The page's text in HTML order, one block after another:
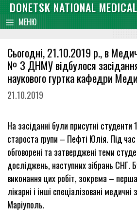
content
Skip
to
content
DONETSK NATIONAL
МЕНЮ
Сьогодні, 21.10.2019 р., в
№ 3 ДНМУ відбулося
наукового гуртка кафедри
21.10.2019
На засіданні були присутні студенти
староста групи – Пефті Юлія. Під
обговорені та затверджені теми
досліджень, наступних зібрань СНГ.
виконання цих робіт, зокрема – перша
лікарні і інші спеціалізовані
Маріуполь.